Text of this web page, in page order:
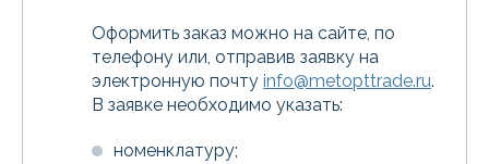
Оформить заказ можно на сайте, по
телефону или, отправив заявку на
электронную почту info@metopttrade.ru.
В заявке необходимо указать:
номенклатуру;